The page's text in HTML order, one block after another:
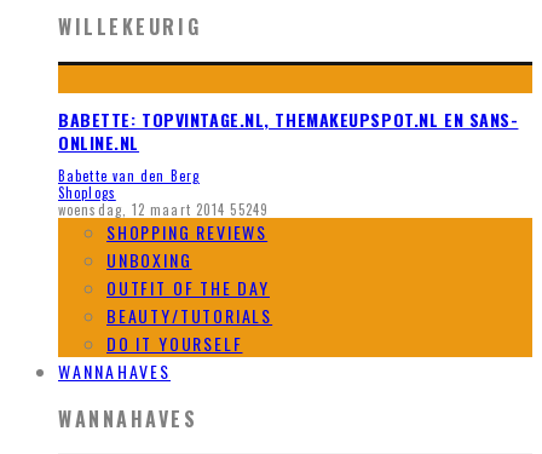
WILLEKEURIG
BABETTE: TOPVINTAGE.NL, THEMAKEUPSPOT.NL EN SANS-
ONLINE.NL
Babette van den Berg
Shoplogs
woensdag, 12 maart 2014 55249
SHOPPING REVIEWS
UNBOXING
OUTFIT OF THE DAY
BEAUTY/TUTORIALS
DO IT YOURSELF
WANNAHAVES
WANNAHAVES